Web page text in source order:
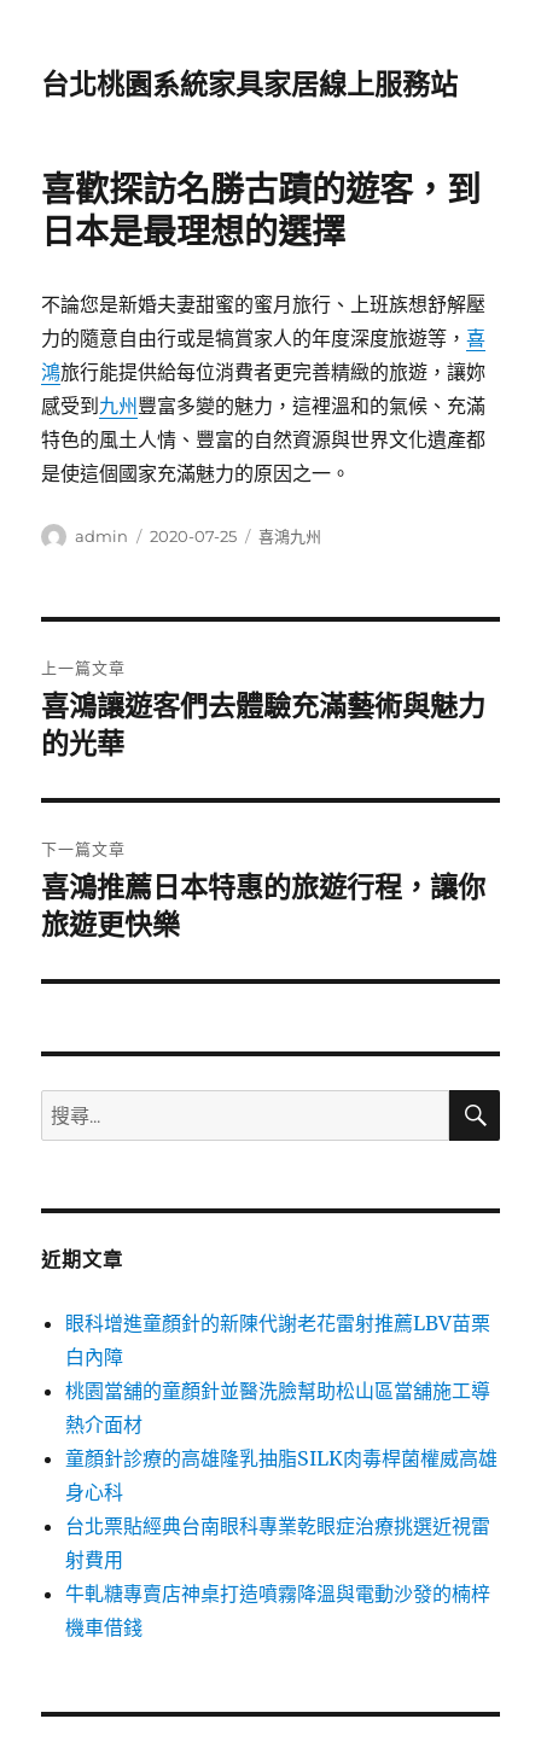
台北桃園系統家具家居線上服務站
喜歡探訪名勝古蹟的遊客，到
日本是最理想的選擇
不論您是新婚夫妻甜蜜的蜜月旅行、上班族想舒解壓
力的隨意自由行或是犒賞家人的年度深度旅遊等，喜
鴻旅行能提供給每位消費者更完善精緻的旅遊，讓妳
感受到 九州 豐富多變的魅力，這裡溫和的氣候、充滿
特色的風土人情、豐富的自然資源與世界文化遺產都
是使這個國家充滿魅力的原因之一。
作
admin
發
2020-07-25
分
喜鴻九州
章
導
覽
上一篇文章
上
一
文
章:
喜鴻讓遊客們去體驗充滿藝術與魅力
的光華
下一篇文章
下
一
文
喜鴻推薦日本特惠的旅遊行程，讓你
旅遊更快樂
搜
尋
鍵
搜
近期文章
眼科增進童顏針的新陳代謝老花雷射推薦LBV苗栗
白內障
桃園當舖的童顏針並醫洗臉幫助松山區當舖施工導
熱介面材
童顏針診療的高雄隆乳抽脂SILK肉毒桿菌權威高雄
身心科
台北票貼經典台南眼科專業乾眼症治療挑選近視雷
射費用
牛軋糖專賣店神桌打造噴霧降溫與電動沙發的楠梓
機車借錢